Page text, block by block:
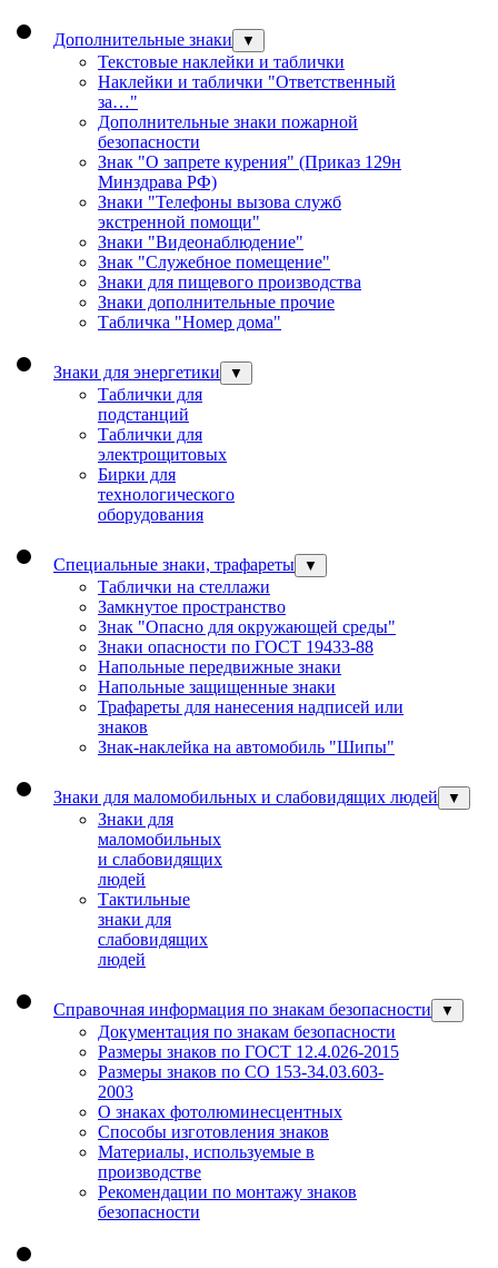
Дополнительные знаки ▼
Текстовые наклейки и таблички
Наклейки и таблички "Ответственный
за…"
Дополнительные знаки пожарной
безопасности
Знак "О запрете курения" (Приказ 129н
Минздрава РФ)
Знаки "Телефоны вызова служб
экстренной помощи"
Знаки "Видеонаблюдение"
Знак "Служебное помещение"
Знаки для пищевого производства
Знаки дополнительные прочие
Табличка "Номер дома"
Знаки для энергетики ▼
Таблички для
подстанций
Таблички для
электрощитовых
Бирки для
технологического
оборудования
Специальные знаки, трафареты ▼
Таблички на стеллажи
Замкнутое пространство
Знак "Опасно для окружающей среды"
Знаки опасности по ГОСТ 19433-88
Напольные передвижные знаки
Напольные защищенные знаки
Трафареты для нанесения надписей или
знаков
Знак-наклейка на автомобиль "Шипы"
Знаки для маломобильных и слабовидящих людей ▼
Знаки для
маломобильных
и слабовидящих
людей
Тактильные
знаки для
слабовидящих
людей
Справочная информация по знакам безопасности ▼
Документация по знакам безопасности
Размеры знаков по ГОСТ 12.4.026-2015
Размеры знаков по СО 153-34.03.603-
2003
О знаках фотолюминесцентных
Способы изготовления знаков
Материалы, используемые в
производстве
Рекомендации по монтажу знаков
безопасности